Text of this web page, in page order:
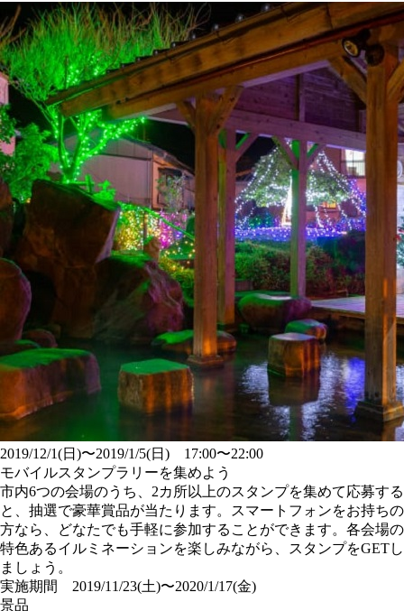
2019/12/1(日)〜2019/1/5(日) 17:00〜22:00
モバイルスタンプラリーを集めよう
市内6つの会場のうち、2カ所以上のスタンプを集めて応募する
と、抽選で豪華賞品が当たります。スマートフォンをお持ちの
方なら、どなたでも手軽に参加することができます。各会場の
特色あるイルミネーションを楽しみながら、スタンプをGETし
ましょう。
実施期間
2019/11/23(土)〜2020/1/17(金)
景品